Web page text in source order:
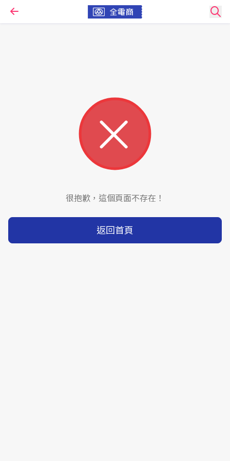
很抱歉，這個頁面不存在！
返回首頁